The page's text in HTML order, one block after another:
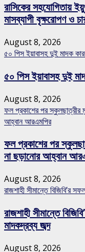
রাসিকের সহযোগিতায়
মাসব্যাপী বৃক্ষরোপণ ও
August 8, 2026
৫০ পিস ইয়াবাসহ দুই মাদক
৫০ পিস ইয়াবাসহ দুই
August 8, 2026
ফল প্রকাশের পর স্কুলছাত্রীর
আহ্বান আরএমপির
ফল প্রকাশের পর
না ছড়ানোর আহ্বান
August 8, 2026
রাজশাহী সীমান্তে বিজিবি’র
রাজশাহী সীমান্তে
মাদকদ্রব্য জব্দ
August 8, 2026